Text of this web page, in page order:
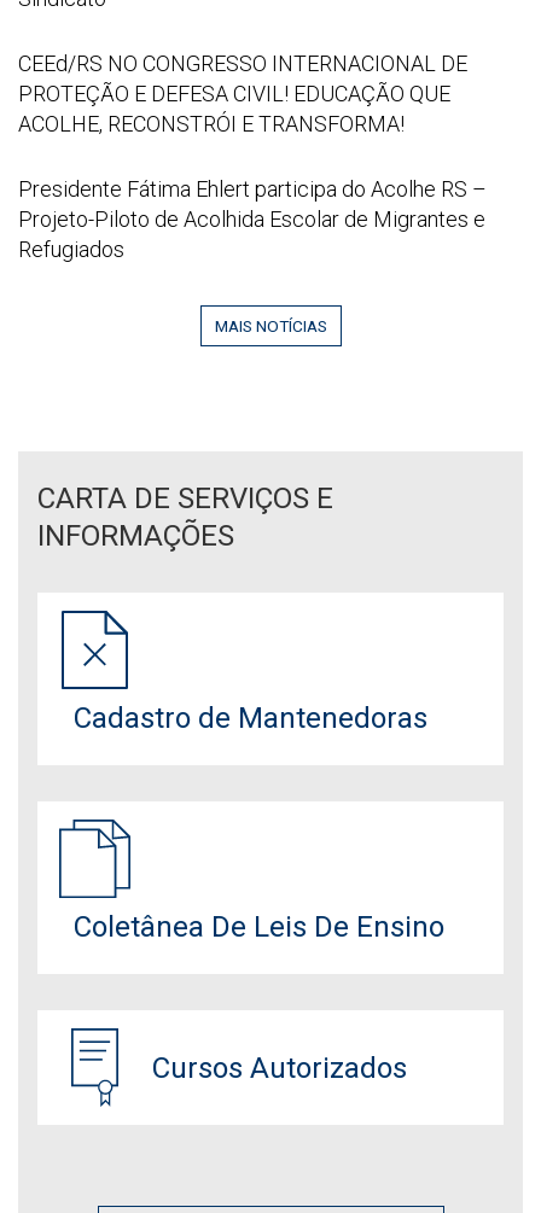
16
52
53
de
Sede
do
CEEd/RS
CPERS
Sindicato
CEEd/RS
NO
CONGRESSO
DE
PROTEÇÃO
E
DEFESA
CEEd/RS NO CONGRESSO INTERNACIONAL DE
PROTEÇÃO E DEFESA CIVIL! EDUCAÇÃO QUE
ACOLHE, RECONSTRÓI E TRANSFORMA!
Captura
de
tela
Presidente Fátima Ehlert participa do Acolhe RS –
Projeto-Piloto de Acolhida Escolar de Migrantes e
Refugiados
MAIS NOTÍCIAS
CARTA DE SERVIÇOS E
INFORMAÇÕES
Cadastro de Mantenedoras
Coletânea De Leis De Ensino
Cursos Autorizados